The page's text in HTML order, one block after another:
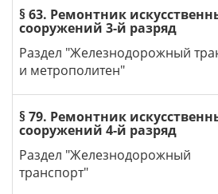
§ 63. Ремонтник
сооружений 3-й разряд
Раздел "Железнодорожный
и метрополитен"
§ 79. Ремонтник
сооружений 4-й разряд
Раздел "Железнодорожный
транспорт"